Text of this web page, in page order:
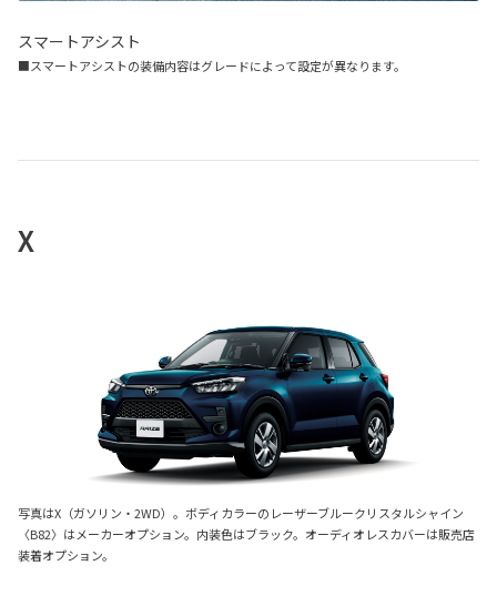
スマートアシスト
■スマートアシストの装備内容はグレードによって設定が異なります。
X
写真はX（ガソリン・2WD）。ボディカラーのレーザーブルークリスタルシャイン
〈B82〉はメーカーオプション。内装色はブラック。オーディオレスカバーは販売店
装着オプション。